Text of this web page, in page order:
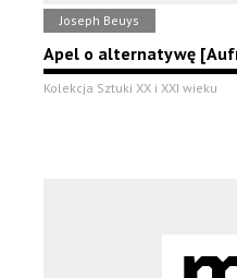
Joseph Beuys
Apel o alternatywę
Kolekcja Sztuki XX i XXI wieku